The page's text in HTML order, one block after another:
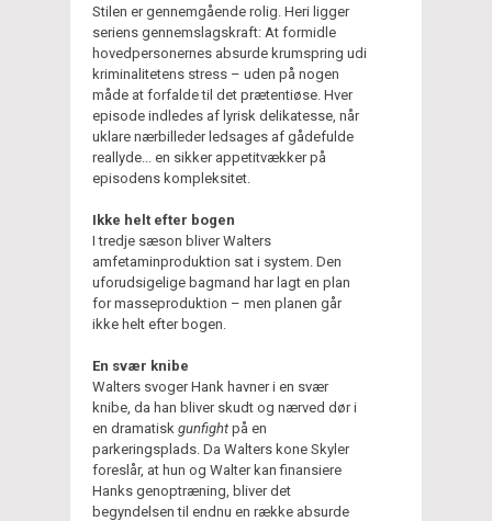
Stilen er gennemgående rolig. Heri ligger
seriens gennemslagskraft: At formidle
hovedpersonernes absurde krumspring udi
kriminalitetens stress – uden på nogen
måde at forfalde til det prætentiøse. Hver
episode indledes af lyrisk delikatesse, når
uklare nærbilleder ledsages af gådefulde
reallyde... en sikker appetitvækker på
episodens kompleksitet.
Ikke helt efter bogen
I tredje sæson bliver Walters
amfetaminproduktion sat i system. Den
uforudsigelige bagmand har lagt en plan
for masseproduktion – men planen går
ikke helt efter bogen.
En svær knibe
Walters svoger Hank havner i en svær
knibe, da han bliver skudt og nærved dør i
en dramatisk gunfight på en
parkeringsplads. Da Walters kone Skyler
foreslår, at hun og Walter kan finansiere
Hanks genoptræning, bliver det
begyndelsen til endnu en række absurde